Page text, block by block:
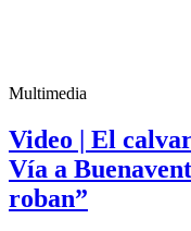
Multimedia
Video | El
Vía a
roban”